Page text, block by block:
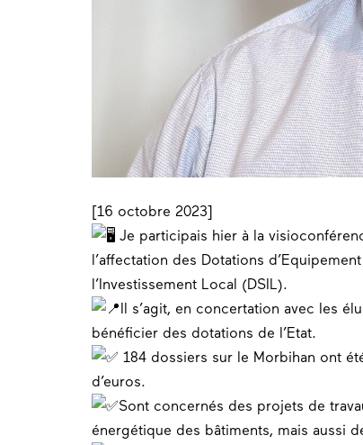
[16 octobre 2023]
Je participais hier à la
l’affectation des Dotations
l’Investissement Local (DSIL).
Il s’agit, en concertation avec les
bénéficier des dotations de l’Etat.
184 dossiers sur le Morbihan ont
d’euros.
Sont concernés des projets de
énergétique des bâtiments, mais aussi